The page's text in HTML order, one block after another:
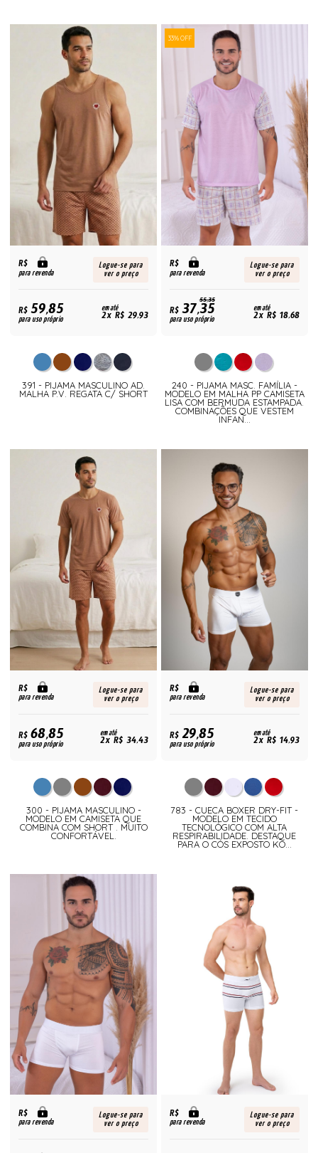
R$
para revenda
Logue-se para
ver o preço
R$59,85
para uso próprio
em até
2x R$ 29,93
391 - PIJAMA MASCULINO AD.
MALHA P.V. REGATA C/ SHORT
33% OFF
R$
para revenda
Logue-se para
ver o preço
55,35
R$37,35
para uso próprio
em até
2x R$ 18,68
240 - PIJAMA MASC. FAMÍLIA -
MODELO EM MALHA PP CAMISETA
LISA COM BERMUDA ESTAMPADA.
COMBINAÇÕES QUE VESTEM
INFAN...
R$
para revenda
Logue-se para
ver o preço
R$68,85
para uso próprio
em até
2x R$ 34,43
300 - PIJAMA MASCULINO -
MODELO EM CAMISETA QUE
COMBINA COM SHORT . MUITO
CONFORTÁVEL.
R$
para revenda
Logue-se para
ver o preço
R$29,85
para uso próprio
em até
2x R$ 14,93
783 - CUECA BOXER DRY-FIT -
MODELO EM TECIDO
TECNOLÓGICO COM ALTA
RESPIRABILIDADE. DESTAQUE
PARA O CÓS EXPOSTO KO...
R$
para revenda
Logue-se para
ver o preço
R$
para revenda
Logue-se para
ver o preço